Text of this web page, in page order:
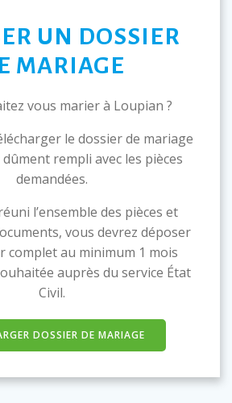
UN DOSSIER
MARIAGE
vous marier à Loupian ?
le dossier de mariage
rempli avec les pièces
demandées.
l’ensemble des pièces et
vous devrez déposer
complet au minimum 1 mois
auprès du service État
Civil.
DOSSIER DE MARIAGE